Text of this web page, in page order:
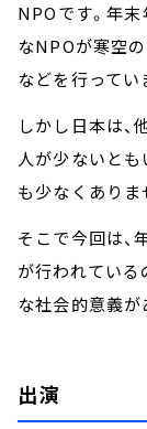
NPOです。年末
なNPOが寒空
などを行ってい
しかし日本は
人が少ないとも
も少なくありま
そこで今回は、
が行われている
な社会的意義が
出演